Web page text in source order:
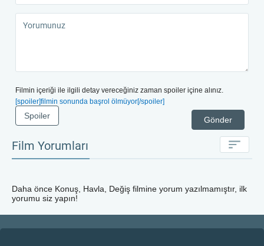
Filmin içeriği ile ilgili detay vereceğiniz zaman spoiler içine alınız.
[spoiler]filmin sonunda başrol ölmüyor[/spoiler]
Gönder
Spoiler
Film Yorumları
Daha önce Konuş, Havla, Değiş filmine yorum yazılmamıştır, ilk
yorumu siz yapın!